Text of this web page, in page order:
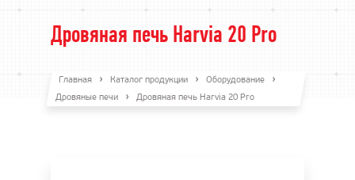
Дровяная печь Harvia 20 Pro
Главная Каталог продукции
Оборудование
Дровяные печи
Дровяная печь Harvia 20 Pro